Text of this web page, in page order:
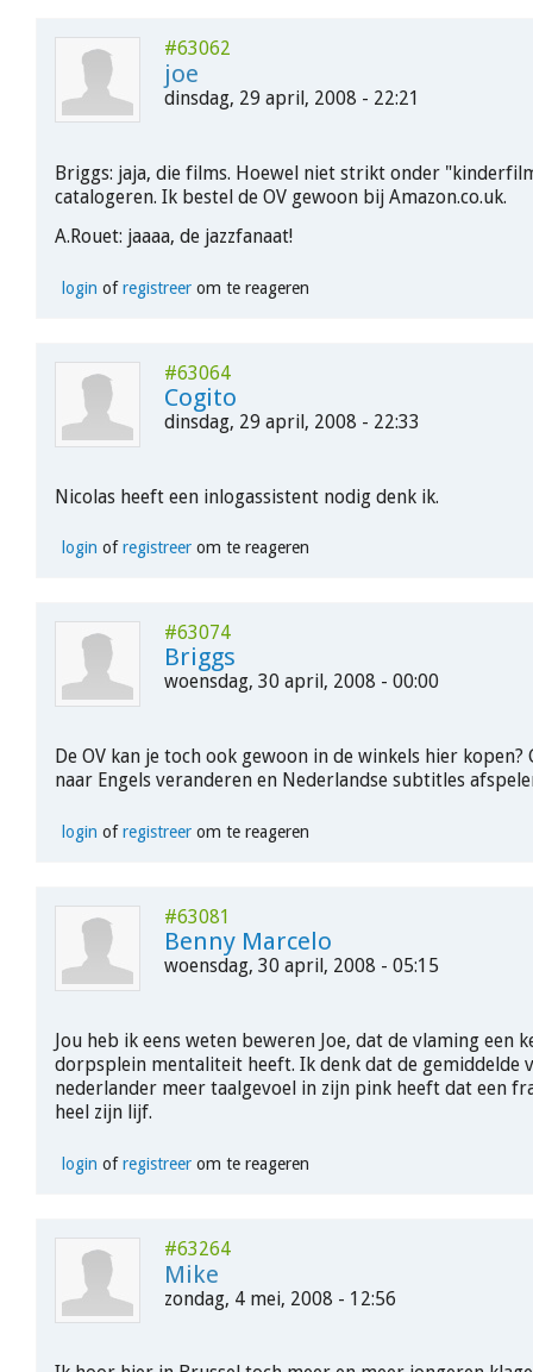
#63062
joe
dinsdag, 29 april, 2008 - 22:21
Briggs: jaja, die films. Hoewel niet strikt onder
catalogeren. Ik bestel de OV gewoon bij Amazon.co.uk.
A.Rouet: jaaaa, de jazzfanaat!
login ofregistreerom te reageren
#63064
Cogito
dinsdag, 29 april, 2008 - 22:33
Nicolas heeft een inlogassistent nodig denk ik.
login ofregistreerom te reageren
#63074
Briggs
woensdag, 30 april, 2008 - 00:00
De OV kan je toch ook gewoon in de winkels hier kopen?
naar Engels veranderen en Nederlandse subtitles
login ofregistreerom te reageren
#63081
Benny Marcelo
woensdag, 30 april, 2008 - 05:15
Jou heb ik eens weten beweren Joe, dat de vlaming een
dorpsplein mentaliteit heeft. Ik denk dat de gemiddelde
nederlander meer taalgevoel in zijn pink heeft dat een
heel zijn lijf.
login ofregistreerom te reageren
#63264
Mike
zondag, 4 mei, 2008 - 12:56